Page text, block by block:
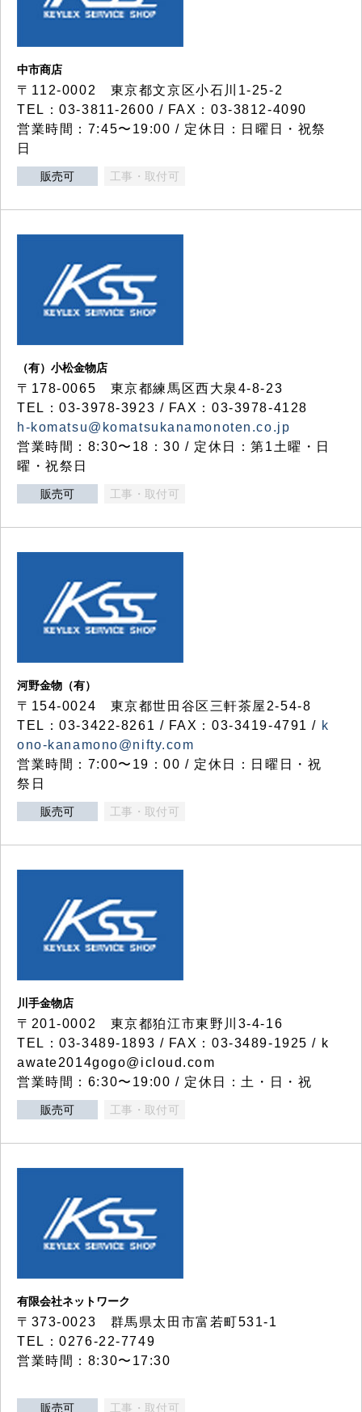
中市商店
〒112-0002 東京都文京区小石川1-25-2
TEL：03-3811-2600 / FAX：03-3812-4090
営業時間：7:45〜19:00 / 定休日：日曜日・祝祭
日
販売可 工事・取付可
（有）小松金物店
〒178-0065 東京都練馬区西大泉4-8-23
TEL：03-3978-3923 / FAX：03-3978-4128
h-komatsu@komatsukanamonoten.co.jp
営業時間：8:30〜18：30 / 定休日：第1土曜・日
曜・祝祭日
販売可 工事・取付可
河野金物（有）
〒154-0024 東京都世田谷区三軒茶屋2-54-8
TEL：03-3422-8261 / FAX：03-3419-4791 / k
ono-kanamono@nifty.com
営業時間：7:00〜19：00 / 定休日：日曜日・祝
祭日
販売可 工事・取付可
川手金物店
〒201-0002 東京都狛江市東野川3-4-16
TEL：03-3489-1893 / FAX：03-3489-1925 / k
awate2014gogo@icloud.com
営業時間：6:30〜19:00 / 定休日：土・日・祝
販売可 工事・取付可
有限会社ネットワーク
〒373-0023 群馬県太田市富若町531-1
TEL：0276-22-7749
営業時間：8:30〜17:30
販売可 工事・取付可